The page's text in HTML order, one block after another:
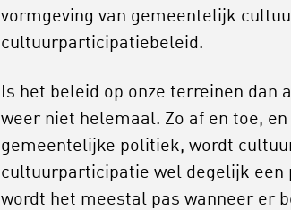
vormgeving van gemeentelijk
cultuurparticipatiebeleid.
Is het beleid op onze terreinen dan
weer niet helemaal. Zo af en toe, en
gemeentelijke politiek, wordt
cultuurparticipatie wel degelijk een
wordt het meestal pas wanneer er